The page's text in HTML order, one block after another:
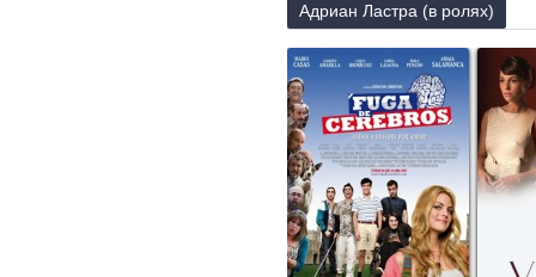
Адриан Ластра (в ролях)